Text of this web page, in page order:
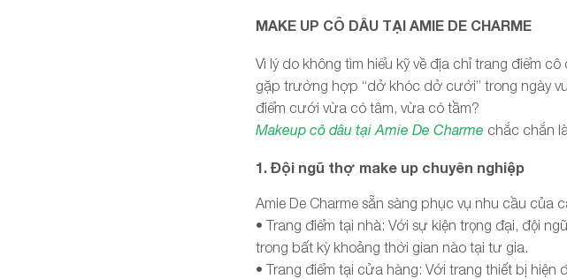
MAKE UP CÔ DÂU TẠI AMIE DE CHARME
Vì lý do không tìm hiểu kỹ về địa chỉ trang điểm
gặp trường hợp “dở khóc dở cười” trong ngày
điểm cưới vừa có tâm, vừa có tầm?
Makeup cô dâu tại Amie De Charme chắc chắn
1. Đội ngũ thợ make up chuyên nghiệp
Amie De Charme sẵn sàng phục vụ nhu cầu của
• Trang điểm tại nhà: Với sự kiện trọng đại, đội
trong bất kỳ khoảng thời gian nào tại tư gia.
• Trang điểm tại cửa hàng: Với trang thiết bị